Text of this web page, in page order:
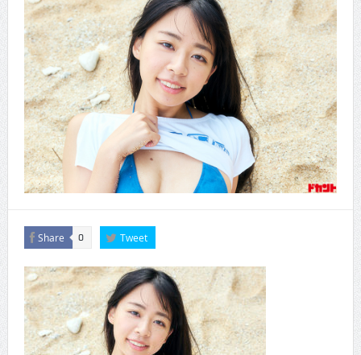
CINEMA×STYLE 287号
CINEMA×STYLE 286号
CINEMA×STYLE 285号
CINEMA×STYLE 294号
Share 0 Tweet